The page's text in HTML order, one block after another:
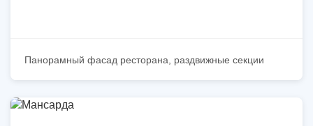
Панорамный фасад ресторана, раздвижные секции